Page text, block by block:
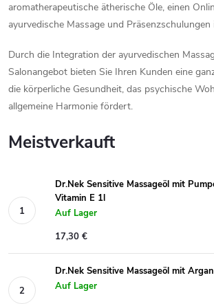
aromatherapeutische ätherische Öle, einen
ayurvedische Massage und Präsenzschulungen
Durch die Integration der ayurvedischen
Salonangebot bieten Sie Ihren Kunden eine
die körperliche Gesundheit, das psychische
allgemeine Harmonie fördert.
Meistverkauft
Dr.Nek Sensitive Massageöl mit
Vitamin E 1l
Auf Lager
17,30 €
Dr.Nek Sensitive Massageöl mit
Auf Lager